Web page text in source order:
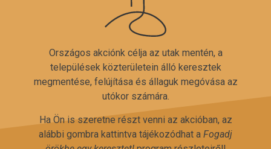
Országos akciónk célja az utak mentén, a
települések közterületein álló keresztek
megmentése, felújítása és állaguk megóvása az
utókor számára.
Ha Ön is szeretne részt venni az akcióban, az
alábbi gombra kattintva tájékozódhat a Fogadj